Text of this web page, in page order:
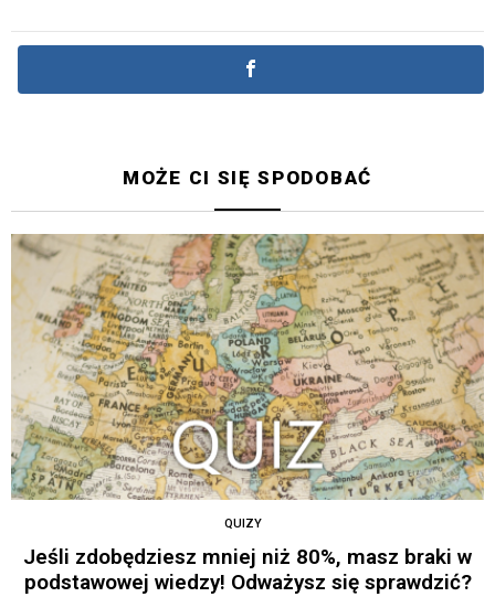
MOŻE CI SIĘ SPODOBAĆ
QUIZY
Jeśli zdobędziesz mniej niż 80%, masz braki w
podstawowej wiedzy! Odważysz się sprawdzić?